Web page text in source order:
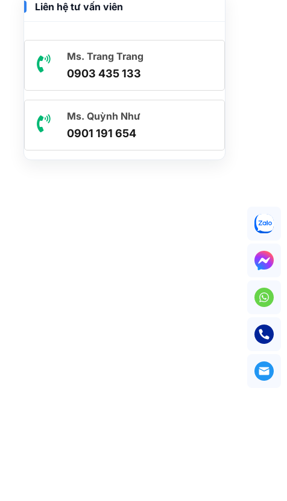
Liên hệ tư vấn viên
Ms. Trang Trang
0903 435 133
Ms. Quỳnh Như
0901 191 654